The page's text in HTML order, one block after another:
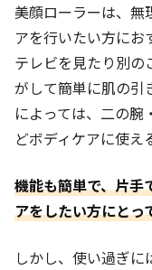
美顔ローラーは、無
アを行いたい方にお
テレビを見たり別の
がして簡単に肌の引
によっては、二の腕
どボディケアに使え
機能も簡単で、片手
アをしたい方にとっ
しかし、使い過ぎに